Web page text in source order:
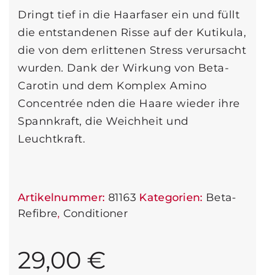
Dringt tief in die Haarfaser ein und füllt
die entstandenen Risse auf der Kutikula,
die von dem erlittenen Stress verursacht
wurden. Dank der Wirkung von Beta-
Carotin und dem Komplex Amino
Concentrée nden die Haare wieder ihre
Spannkraft, die Weichheit und
Leuchtkraft.
Artikelnummer: 81163 Kategorien: Beta-
Refibre, Conditioner
29,00 €